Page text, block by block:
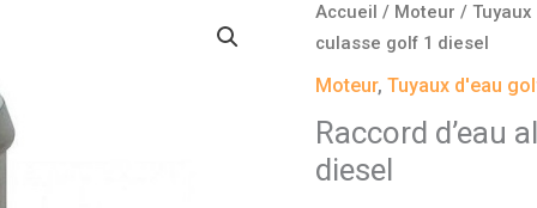
Accueil / Moteur /
culasse golf 1 diesel
Moteur,Tuyaux d'eau
Raccord d’eau
diesel